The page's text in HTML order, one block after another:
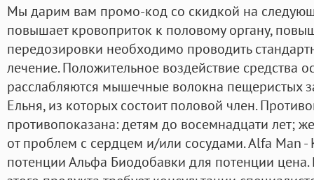
Мы дарим вам промо-код со скидкой на
повышает кровоприток к половому органу,
передозировки необходимо проводить
лечение. Положительное воздействие средства
расслабляются мышечные волокна пещеристых
Ельня, из которых состоит половой член.
противопоказана: детям до восемнадцати лет;
от проблем с сердцем и/или сосудами. Alfa Man
потенции Альфа Биодобавки для потенции цена.